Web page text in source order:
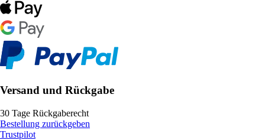
Versand und Rückgabe
30 Tage Rückgaberecht
Bestellung zurückgeben
Trustpilot